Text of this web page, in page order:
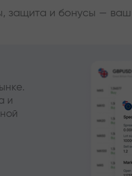
защита и бонусы —
и